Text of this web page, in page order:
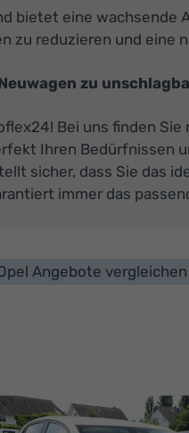
bietet eine
zu reduzieren und eine
zu
Bei uns finden
Ihren Bedürfnissen
sicher, dass Sie das
immer das
Angebote